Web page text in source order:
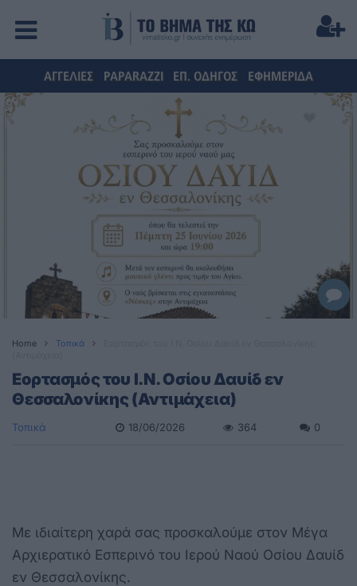
ΑΓΓΕΛΙΕΣ PAPARAZZI ΕΠ. ΟΔΗΓΟΣ ΕΦΗΜΕΡΙΔΑ
Home Τοπικά
Εορτασμός του Ι.Ν. Οσίου Δαυίδ εν
Θεσσαλονίκης (Αντιμάχεια)
Τοπικά 18/06/2026 364 0
Με ιδιαίτερη χαρά σας προσκαλούμε στον Μέγα
Αρχιερατικό Εσπερινό του Ιερού Ναού Οσίου Δαυίδ
εν Θεσσαλονίκης.